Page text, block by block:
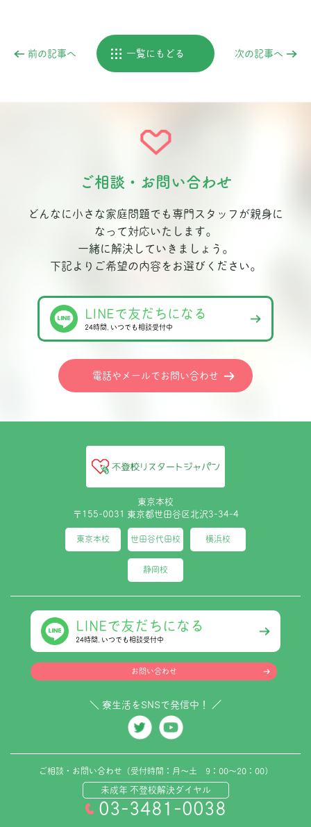
前の記事へ 一覧にもどる 次の記事へ
ご相談・お問い合わせ
どんなに小さな家庭問題でも専門スタッフが親身に
なって対応いたします。
一緒に解決していきましょう。
下記よりご希望の内容をお選びください。
LINEで友だちになる
24時間､いつでも相談受付中
電話やメールでお問い合わせ
東京本校
〒155-0031 東京都世田谷区北沢3-34-4
東京本校 世田谷代田校 横浜校
静岡校
LINEで友だちになる
24時間､いつでも相談受付中
お問い合わせ
＼ 寮生活をSNSで発信中！ ／
ご相談・お問い合わせ（受付時間：月～土 9：00～20：00）
未成年 不登校解決ダイヤル
03-3481-0038